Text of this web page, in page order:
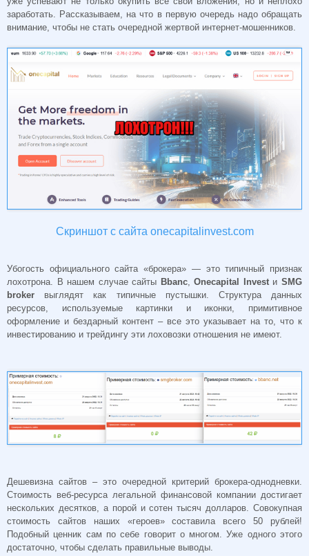
заработать. Рассказываем, на что в первую очередь надо обращать
внимание, чтобы не стать очередной жертвой интернет-мошенников.
Скриншот с сайта onecapitalinvest.com
Убогость официального сайта «брокера» — это типичный признак
лохотрона. В нашем случае сайты Bbanc,Onecapital InvestиSMG
broker выглядят как типичные пустышки. Структура данных
ресурсов, используемые картинки и иконки, примитивное
оформление и бездарный контент – все это указывает на то, что к
инвестированию и трейдингу эти лоховозки отношения не имеют.
Дешевизна сайтов – это очередной критерий брокера-однодневки.
Стоимость веб-ресурса легальной финансовой компании достигает
нескольких десятков, а порой и сотен тысяч долларов. Совокупная
стоимость сайтов наших «героев» составила всего 50 рублей!
Подобный ценник сам по себе говорит о многом. Уже одного этого
достаточно, чтобы сделать правильные выводы.